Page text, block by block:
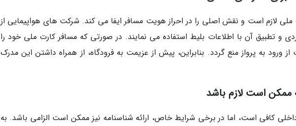
ملی لازم است و نقش اصلی را در احراز هویت مسافر ایفا می کند. شرکت های هواپیمایی از
و تطبیق آن با اطلاعات بلیط استفاده می نمایند. در صورتی که مسافر کارت ملی خود را
ورود به پرواز منع گردد. بنابراین، پیش از عزیمت به فرودگاه، از همراه داشتن این مدرک
ممکن است لازم باشد
کافی است، اما در برخی شرایط خاص، ارائه شناسنامه نیز ممکن است الزامی باشد. به